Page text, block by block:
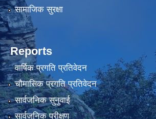
सामाजिक सुरक्षा
Reports
वार्षिक प्रगति प्रतिवेदन
चौमासिक प्रगति प्रतिवेदन
सार्वजनिक सुनुवाई
सार्वजनिक परीक्षण